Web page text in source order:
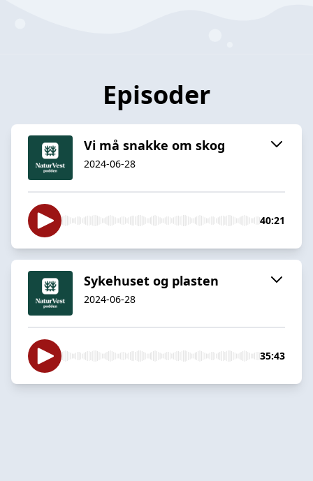
Episoder
Vi må snakke om skog
2024-06-28
40:21
Sykehuset og plasten
2024-06-28
35:43